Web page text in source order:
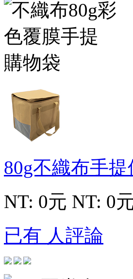
80g不織布手
NT: 0元 NT: 0
已有 人評論